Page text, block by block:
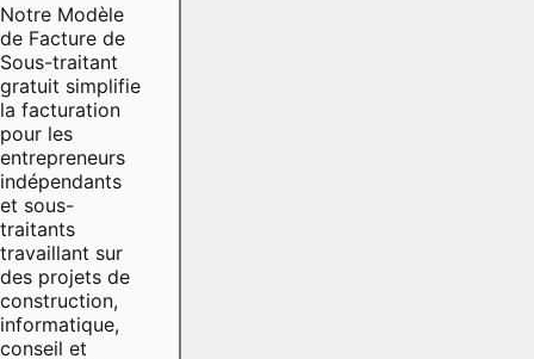
Notre Modèle
de Facture de
Sous-traitant
gratuit simplifie
la facturation
pour les
entrepreneurs
indépendants
et sous-
traitants
travaillant sur
des projets de
construction,
informatique,
conseil et